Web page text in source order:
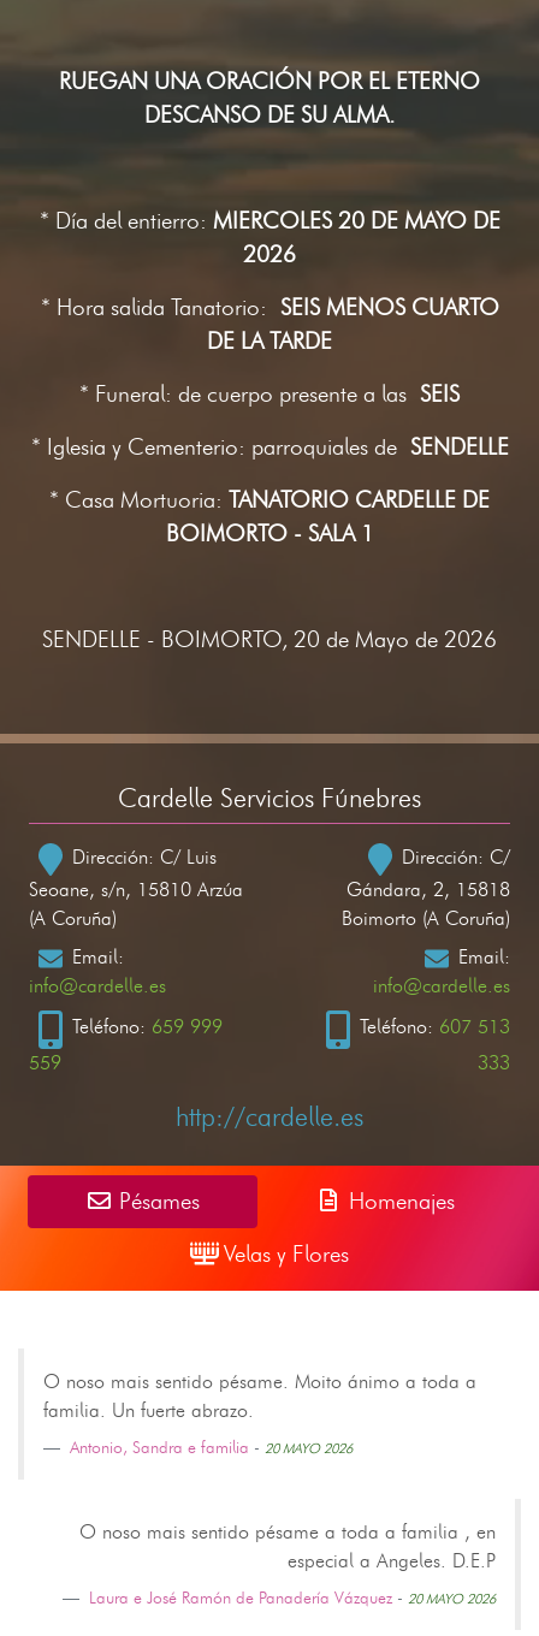
RUEGAN UNA ORACIÓN POR EL ETERNO
DESCANSO DE SU ALMA.
* Día del entierro: MIERCOLES 20 DE MAYO DE
2026
* Hora salida Tanatorio: SEIS MENOS CUARTO
DE LA TARDE
* Funeral: de cuerpo presente a las SEIS
* Iglesia y Cementerio: parroquiales de SENDELLE
* Casa Mortuoria: TANATORIO CARDELLE DE
BOIMORTO - SALA 1
SENDELLE - BOIMORTO, 20 de Mayo de 2026
Cardelle Servicios Fúnebres
Dirección: C/ Luis
Seoane, s/n, 15810 Arzúa
(A Coruña)
Email:
info@cardelle.es
Teléfono: 659 999
559
Dirección: C/
Gándara, 2, 15818
Boimorto (A Coruña)
Email:
info@cardelle.es
Teléfono: 607 513
333
http://cardelle.es
Pésames
Homenajes
Velas y Flores
O noso mais sentido pésame. Moito ánimo a toda a
familia. Un fuerte abrazo.
Antonio, Sandra e familia - 20 MAYO 2026
O noso mais sentido pésame a toda a familia , en
especial a Angeles. D.E.P
Laura e José Ramón de Panadería Vázquez - 20 MAYO 2026